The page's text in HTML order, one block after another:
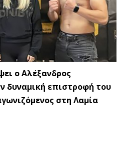
ο Αλέξανδρος
δυναμική επιστροφή του
στη Λαμία